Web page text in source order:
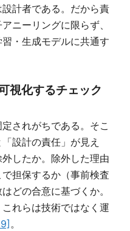
計者である。だから責
ニーリングに限らず、
・生成モデルに共通す
視化するチェック
されがちである。そこ
設計の責任」が見え
したか。除外した理由
担保するか（事前検査
どの合意に基づくか。
れらは技術ではなく運
。